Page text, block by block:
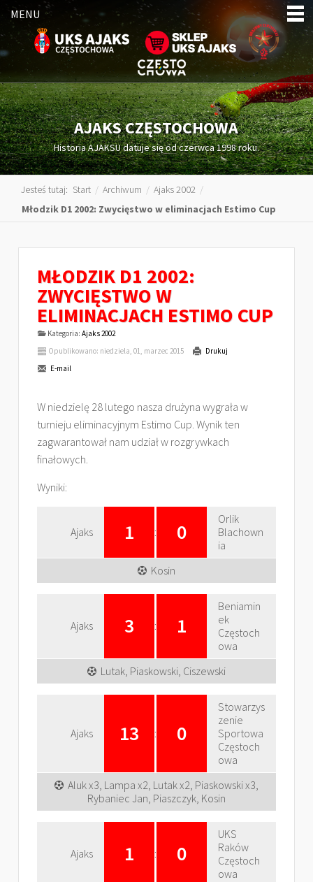
MENU
AJAKS CZĘSTOCHOWA
Historia AJAKSU datuje się od czerwca 1998 roku.
Jesteś tutaj: Start / Archiwum / Ajaks 2002 /
Młodzik D1 2002: Zwycięstwo w eliminacjach Estimo Cup
MŁODZIK D1 2002:
ZWYCIĘSTWO W
ELIMINACJACH ESTIMO CUP
Kategoria: Ajaks 2002
Opublikowano: niedziela, 01, marzec 2015
Drukuj
E-mail
W niedzielę 28 lutego nasza drużyna wygrała w
turnieju eliminacyjnym Estimo Cup. Wynik ten
zagwarantował nam udział w rozgrywkach
finałowych.
Wyniki:
Ajaks 1 : 0
Orlik
Blachown
ia
Kosin
Ajaks 3 : 1
Beniamin
ek
Częstoch
owa
Lutak, Piaskowski, Ciszewski
Ajaks 13 : 0
Stowarzys
zenie
Sportowa
Częstoch
owa
Aluk x3, Lampa x2, Lutak x2, Piaskowski x3,
Rybaniec Jan, Piaszczyk, Kosin
Ajaks 1 : 0
UKS
Raków
Częstoch
owa